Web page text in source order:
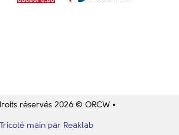
réservés 2026 © ORCW •
Tricoté main par Reaklab